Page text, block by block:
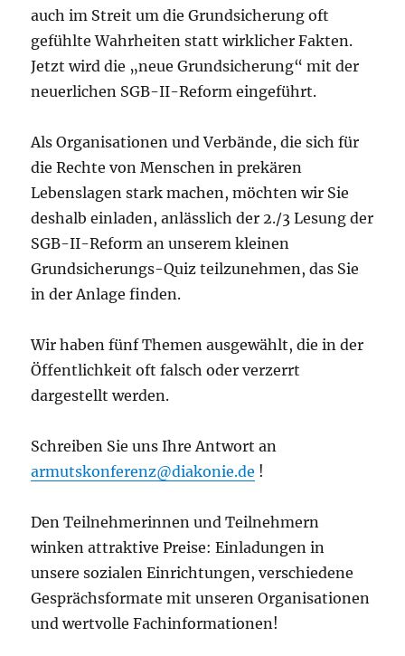
auch im Streit um die Grundsicherung oft
gefühlte Wahrheiten statt wirklicher Fakten.
Jetzt wird die „neue Grundsicherung“ mit der
neuerlichen SGB-II-Reform eingeführt.
Als Organisationen und Verbände, die sich für
die Rechte von Menschen in prekären
Lebenslagen stark machen, möchten wir Sie
deshalb einladen, anlässlich der 2./3 Lesung der
SGB-II-Reform an unserem kleinen
Grundsicherungs-Quiz teilzunehmen, das Sie
in der Anlage finden.
Wir haben fünf Themen ausgewählt, die in der
Öffentlichkeit oft falsch oder verzerrt
dargestellt werden.
Schreiben Sie uns Ihre Antwort an
armutskonferenz@diakonie.de !
Den Teilnehmerinnen und Teilnehmern
winken attraktive Preise: Einladungen in
unsere sozialen Einrichtungen, verschiedene
Gesprächsformate mit unseren Organisationen
und wertvolle Fachinformationen!